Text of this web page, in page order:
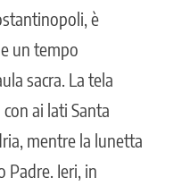
è
un tempo
sacra. La tela
ai lati Santa
mentre la lunetta
Padre. Ieri, in